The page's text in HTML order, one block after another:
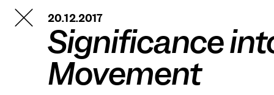
TANZFABRIK
BERLIN20.12.2017
Significance
Movement